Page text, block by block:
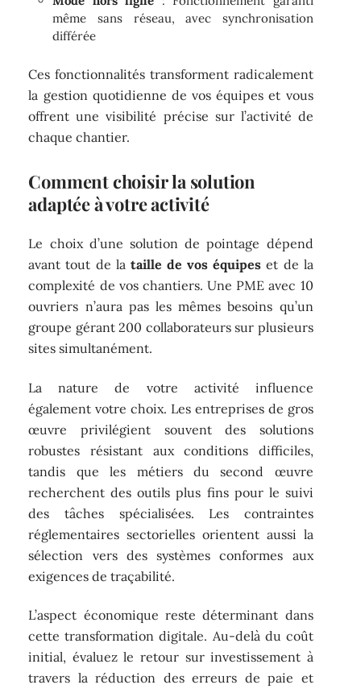
même sans réseau, avec synchronisation
différée
Ces fonctionnalités transforment radicalement
la gestion quotidienne de vos équipes et vous
offrent une visibilité précise sur l’activité de
chaque chantier.
Comment choisir la solution
adaptée à votre activité
Le choix d’une solution de pointage dépend
avant tout de la taille de vos équipes et de la
complexité de vos chantiers. Une PME avec 10
ouvriers n’aura pas les mêmes besoins qu’un
groupe gérant 200 collaborateurs sur plusieurs
sites simultanément.
La nature de votre activité influence
également votre choix. Les entreprises de gros
œuvre privilégient souvent des solutions
robustes résistant aux conditions difficiles,
tandis que les métiers du second œuvre
recherchent des outils plus fins pour le suivi
des tâches spécialisées. Les contraintes
réglementaires sectorielles orientent aussi la
sélection vers des systèmes conformes aux
exigences de traçabilité.
L’aspect économique reste déterminant dans
cette transformation digitale. Au-delà du coût
initial, évaluez le retour sur investissement à
travers la réduction des erreurs de paie et